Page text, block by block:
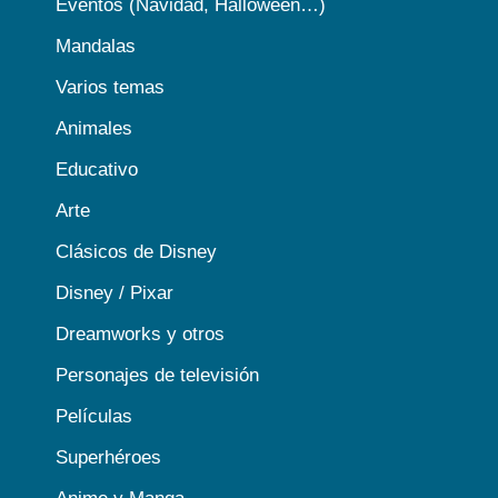
Eventos (Navidad, Halloween…)
Mandalas
Varios temas
Animales
Educativo
Arte
Clásicos de Disney
Disney / Pixar
Dreamworks y otros
Personajes de televisión
Películas
Superhéroes